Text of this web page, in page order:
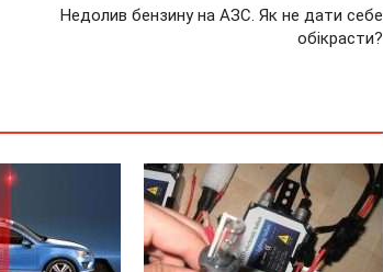
Недолив бензину на АЗС. Як не дати себе
обікрасти?